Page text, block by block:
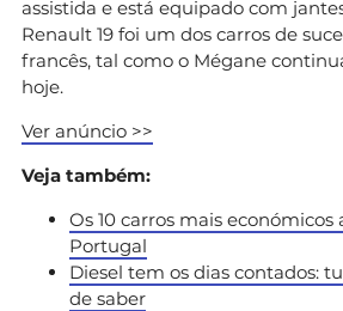
assistida e está equipado com
Renault 19 foi um dos carros de
francês, tal como o Mégane
hoje.
Ver anúncio >>
Veja também:
Os 10 carros mais económicos
Portugal
Diesel tem os dias contados:
de saber